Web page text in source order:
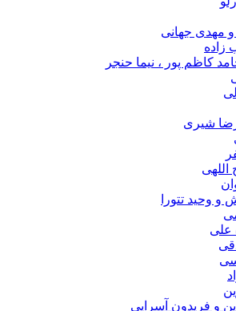
مهدی جهانی
زاده
کاظم پور ، نیما حنجر
شیری
اللهی
و وحید تتورا
علی
و فریدون آسرایی